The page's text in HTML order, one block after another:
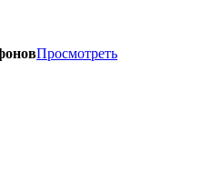
Просмотреть